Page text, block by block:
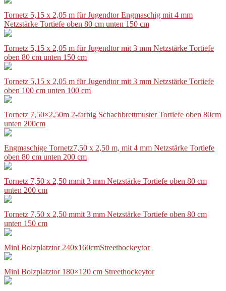
Tornetz 5,15 x 2,05 m für Jugendtor Engmaschig mit 4 mm
Netzstärke Tortiefe oben 80 cm unten 150 cm
Tornetz 5,15 x 2,05 m für Jugendtor mit 3 mm Netzstärke Tortiefe
oben 80 cm unten 150 cm
Tornetz 5,15 x 2,05 m für Jugendtor mit 3 mm Netzstärke Tortiefe
oben 100 cm unten 100 cm
Tornetz 7,50×2,50m 2-farbig Schachbrettmuster Tortiefe oben 80cm
unten 200cm
Engmaschige Tornetz7,50 x 2,50 m, mit 4 mm Netzstärke Tortiefe
oben 80 cm unten 200 cm
Tornetz 7,50 x 2,50 mmit 3 mm Netzstärke Tortiefe oben 80 cm
unten 200 cm
Tornetz 7,50 x 2,50 mmit 3 mm Netzstärke Tortiefe oben 80 cm
unten 150 cm
Mini Bolzplatztor 240x160cmStreethockeytor
Mini Bolzplatztor 180×120 cm Streethockeytor